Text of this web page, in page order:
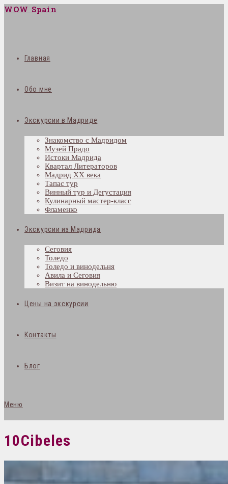
WOW Spain
Главная
Обо мне
Экскурсии в Мадриде
Знакомство с Мадридом
Музей Прадо
Истоки Мадрида
Квартал Литераторов
Мадрид XX века
Тапас тур
Винный тур и Дегустация
Кулинарный мастер-класс
Фламенко
Экскурсии из Мадрида
Сеговия
Толедо
Толедо и винодельня
Авила и Сеговия
Визит на винодельню
Цены на экскурсии
Контакты
Блог
Меню
10Cibeles